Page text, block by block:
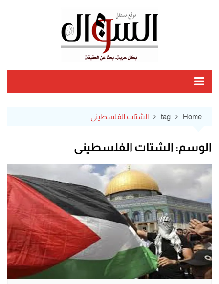
Home
tag الشتات الفلسطيني
الوسم: الشتات الفلسطيني